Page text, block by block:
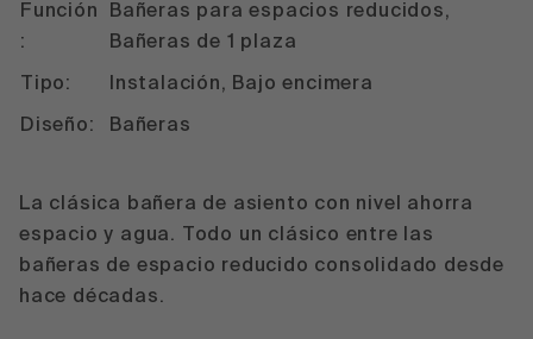
Función
:
Bañeras para espacios reducidos,
Bañeras de 1 plaza
Tipo: Instalación, Bajo encimera
Diseño: Bañeras
La clásica bañera de asiento con nivel ahorra
espacio y agua. Todo un clásico entre las
bañeras de espacio reducido consolidado desde
hace décadas.